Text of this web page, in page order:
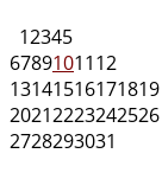
12345
6789101112
13141516171819
20212223242526
2728293031